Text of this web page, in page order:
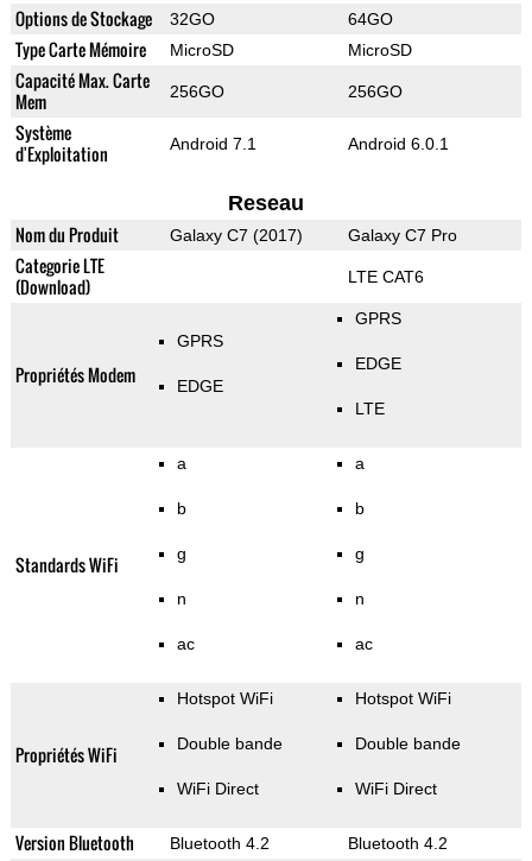
Options de Stockage
32GO 64GO
Type Carte Mémoire MicroSD MicroSD
Capacité Max. Carte
Mem
256GO 256GO
Système
d'Exploitation
Android 7.1 Android 6.0.1
Reseau
Nom du Produit Galaxy C7 (2017) Galaxy C7 Pro
Categorie LTE
(Download)
LTE CAT6
Propriétés Modem
GPRS
EDGE
GPRS
EDGE
LTE
Standards WiFi
a
b
g
n
ac
a
b
g
n
ac
Propriétés WiFi
Hotspot WiFi
Double bande
WiFi Direct
Hotspot WiFi
Double bande
WiFi Direct
Version Bluetooth Bluetooth 4.2 Bluetooth 4.2